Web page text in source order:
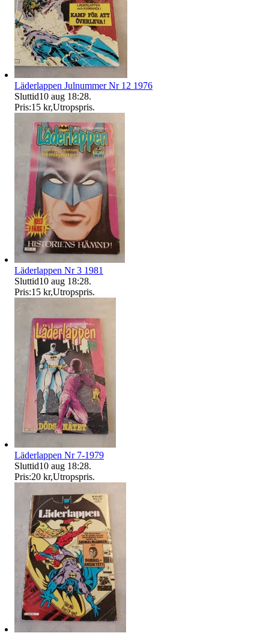
Läderlappen Julnummer Nr 12 1976
Sluttid10 aug 18:28.
Pris:15 kr,Utropspris.
Läderlappen Nr 3 1981
Sluttid10 aug 18:28.
Pris:15 kr,Utropspris.
Läderlappen Nr 7-1979
Sluttid10 aug 18:28.
Pris:20 kr,Utropspris.